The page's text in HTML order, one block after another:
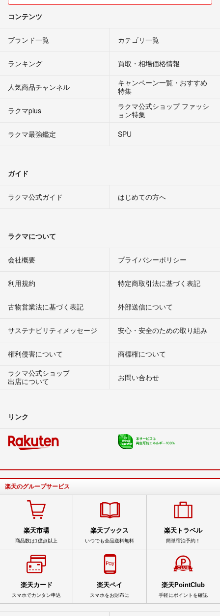
コンテンツ
ブランド一覧 カテゴリ一覧
ランキング 買取・相場価格情報
人気商品チャンネル
キャンペーン一覧・おすすめ
特集
ラクマplus
ラクマ公式ショップ ファッシ
ョン特集
ラクマ最強鑑定
SPU
ガイド
ラクマ公式ガイド はじめての方へ
ラクマについて
会社概要 プライバシーポリシー
利用規約 特定商取引法に基づく表記
古物営業法に基づく表記 外部送信について
サステナビリティメッセージ 安心・安全のための取り組み
権利侵害について
商標権について
ラクマ公式ショップ
出店について
お問い合わせ
リンク
楽天のグループサービス
楽天市場
商品数は1億点以上
楽天ブックス
いつでも全品送料無料
楽天トラベル
簡単宿泊予約！
楽天カード
スマホでカンタン申込
楽天ペイ
スマホをお財布に
楽天PointClub
手軽にポイントを確認